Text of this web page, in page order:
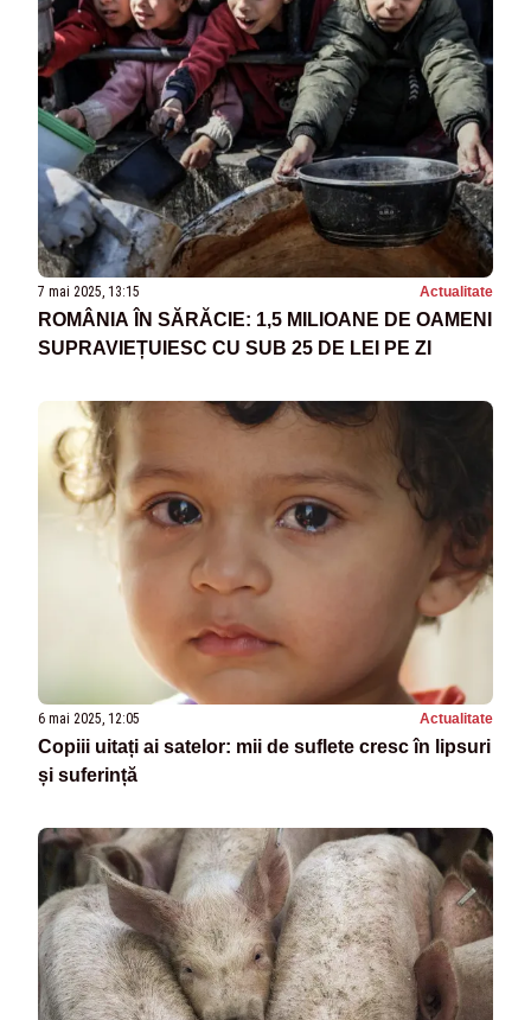
7 mai 2025, 13:15 Actualitate
ROMÂNIA ÎN SĂRĂCIE: 1,5 MILIOANE DE OAMENI
SUPRAVIEȚUIESC CU SUB 25 DE LEI PE ZI
6 mai 2025, 12:05 Actualitate
Copiii uitați ai satelor: mii de suflete cresc în lipsuri
și suferință